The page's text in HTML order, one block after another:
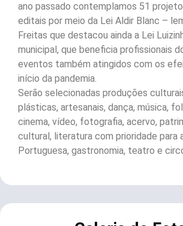
ano passado contemplamos 51
editais por meio da Lei Aldir Blanc –
Freitas que destacou ainda a Lei
municipal, que beneficia profissionais
eventos também atingidos com os
início da pandemia.
Serão selecionadas produções
plásticas, artesanais, dança, música,
cinema, vídeo, fotografia, acervo,
cultural, literatura com prioridade para
Portuguesa, gastronomia, teatro e